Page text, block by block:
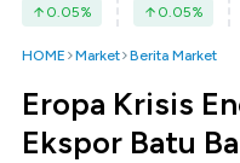
0.05% 0.05%
HOME Market Berita Market
Eropa Krisis
Ekspor Batu